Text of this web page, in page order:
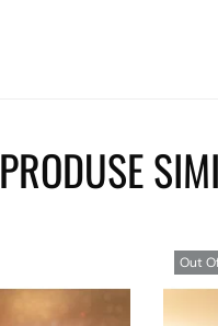
PRODUSE
Out